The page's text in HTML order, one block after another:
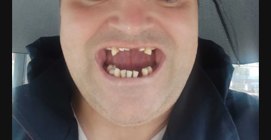
Тоже 2019й